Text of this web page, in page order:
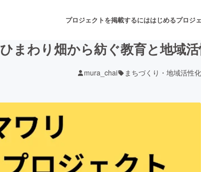
プロジェクトを掲載するにははじめるプロジ
舞
ひまわり畑から紡ぐ教育と地域
mura_chai まちづくり・地域活性化